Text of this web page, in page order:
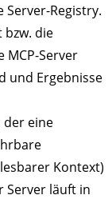
Server-Registry.
bzw. die
MCP-Server
und Ergebnisse
der eine
Kontext)
Server läuft in